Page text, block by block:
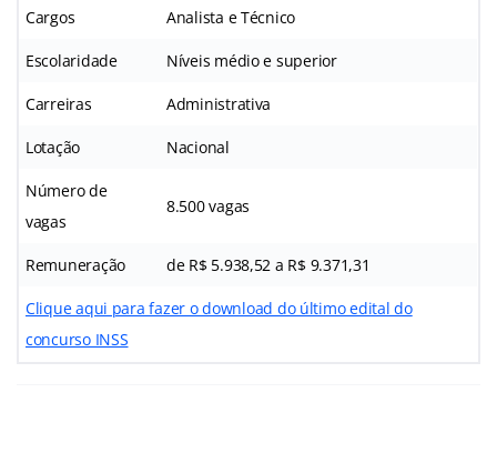
Cargos Analista e Técnico
Escolaridade Níveis médio e superior
Carreiras Administrativa
Lotação Nacional
Número de
vagas
8.500 vagas
Remuneração de R$ 5.938,52 a R$ 9.371,31
Clique aqui para fazer o download do último edital do
concurso INSS